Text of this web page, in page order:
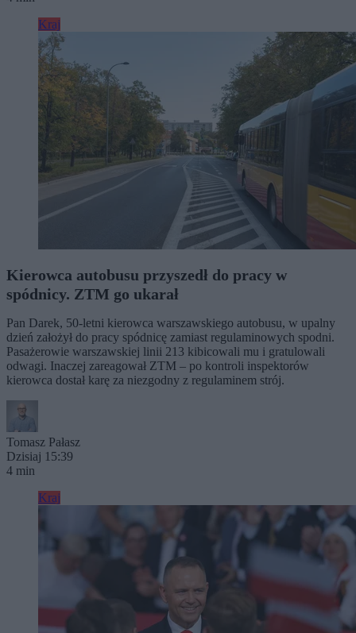
Kraj
Kierowca autobusu przyszedł do pracy w
spódnicy. ZTM go ukarał
Pan Darek, 50-letni kierowca warszawskiego autobusu, w upalny
dzień założył do pracy spódnicę zamiast regulaminowych spodni.
Pasażerowie warszawskiej linii 213 kibicowali mu i gratulowali
odwagi. Inaczej zareagował ZTM – po kontroli inspektorów
kierowca dostał karę za niezgodny z regulaminem strój.
Tomasz Pałasz
Dzisiaj 15:39
4 min
Kraj